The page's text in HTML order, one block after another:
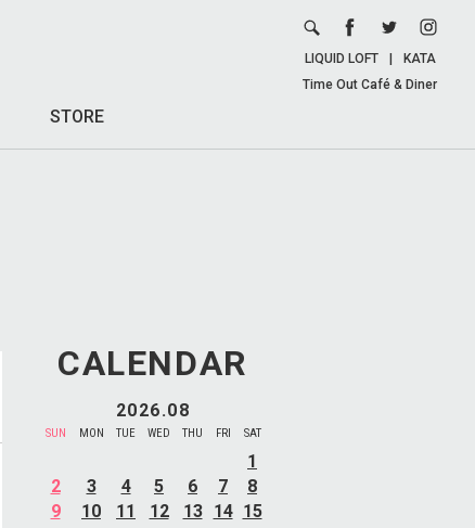
STORE
LIQUID LOFT
KATA
Time Out Café & Diner
CALENDAR
2026.08
SUN MON TUE WED THU FRI SAT
1
2
3 4 5 6 7
8
9
10 11 12 13 14 15